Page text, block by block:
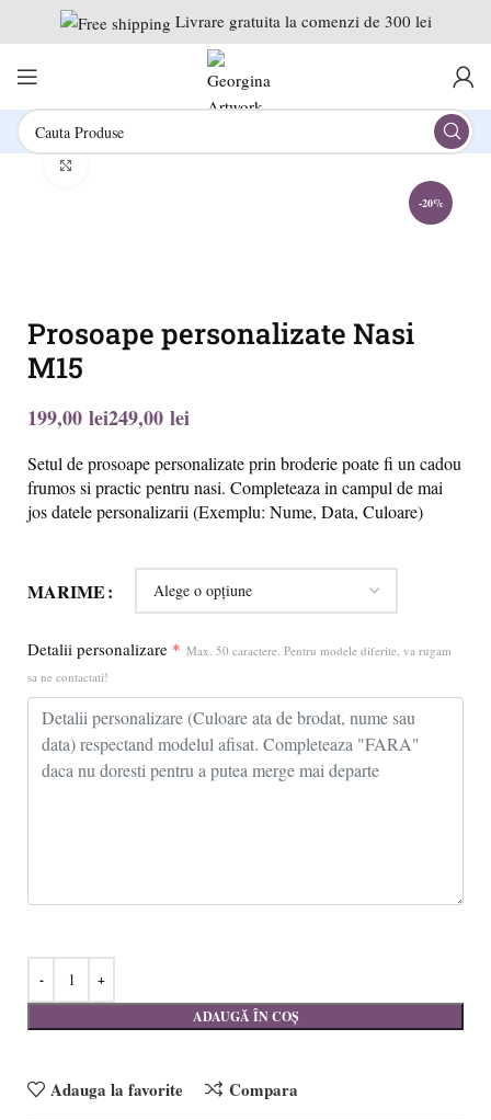
Livrare gratuita la comenzi de 300 lei
-20%
Prosoape personalizate Nasi
M15
lei lei
Setul de prosoape personalizate prin broderie poate fi un cadou
frumos si practic pentru nasi. Completeaza in campul de mai
jos datele personalizarii (Exemplu: Nume, Data, Culoare)
MARIME
Detalii personalizare * Max. 50 caractere. Pentru modele diferite, va rugam
sa ne contactati!
ADAUGĂ ÎN COȘ
Adauga la favorite Compara